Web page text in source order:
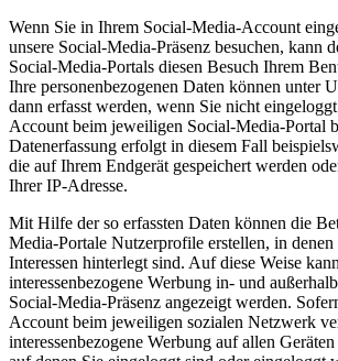
Wenn Sie in Ihrem Social-Media-Account
unsere Social-Media-Präsenz besuchen, kann
Social-Media-Portals diesen Besuch Ihrem
Ihre personenbezogenen Daten können unter
dann erfasst werden, wenn Sie nicht
Account beim jeweiligen Social-Media-Portal
Datenerfassung erfolgt in diesem Fall
die auf Ihrem Endgerät gespeichert werden
Ihrer IP-Adresse.
Mit Hilfe der so erfassten Daten können die
Media-Portale Nutzerprofile erstellen, in denen
Interessen hinterlegt sind. Auf diese Weise
interessenbezogene Werbung in- und
Social-Media-Präsenz angezeigt werden.
Account beim jeweiligen sozialen Netzwerk
interessenbezogene Werbung auf allen